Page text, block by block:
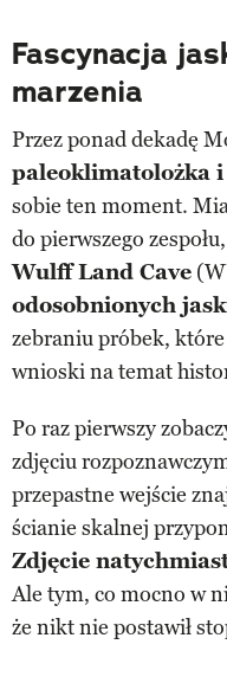
Fascynacja
marzenia
Przez ponad dekadę
paleoklimatolożka i
sobie ten moment.
do pierwszego
Wulff Land Cave
odosobnionych
zebraniu próbek,
wnioski na temat
Po raz pierwszy
zdjęciu
przepastne wejście
ścianie skalnej
Zdjęcie
Ale tym, co mocno w
że nikt nie postawił